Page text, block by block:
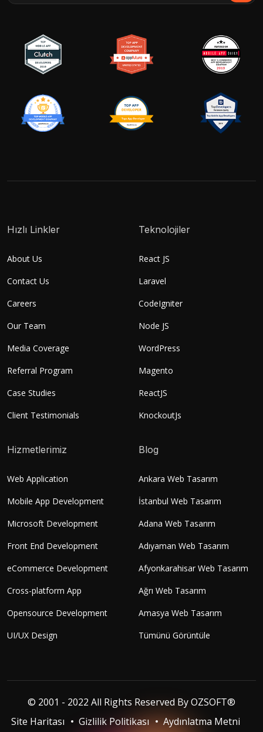
Hızlı Linkler
About Us
Contact Us
Careers
Our Team
Media Coverage
Referral Program
Case Studies
Client Testimonials
Teknolojiler
React JS
Laravel
CodeIgniter
Node JS
WordPress
Magento
ReactJS
KnockoutJs
Hizmetlerimiz
Web Application
Mobile App Development
Microsoft Development
Front End Development
eCommerce Development
Cross-platform App
Opensource Development
UI/UX Design
Blog
Ankara Web Tasarım
İstanbul Web Tasarım
Adana Web Tasarım
Adıyaman Web Tasarım
Afyonkarahisar Web Tasarım
Ağrı Web Tasarım
Amasya Web Tasarım
Tümünü Görüntüle
© 2001 - 2022 All Rights Reserved ByOZSOFT®
Site Haritası
Gizlilik Politikası Aydınlatma Metni